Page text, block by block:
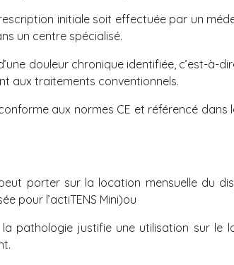
initiale soit effectuée par un
un centre spécialisé.
douleur chronique identifiée, c’est-à-
aux traitements conventionnels.
aux normes CE et référencé dans
porter sur la location mensuelle du
pour l’actiTENS Mini)ou
pathologie justifie une utilisation sur le